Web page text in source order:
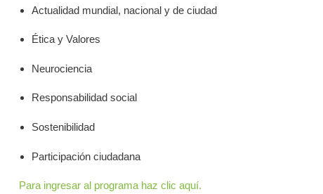
Actualidad mundial, nacional y de ciudad
Ética y Valores
Neurociencia
Responsabilidad social
Sostenibilidad
Participación ciudadana
Para ingresar al programa haz clic aquí.